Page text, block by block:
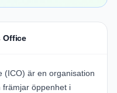
Office
(ICO) är en organisation
främjar öppenhet i